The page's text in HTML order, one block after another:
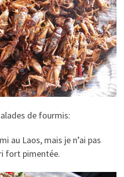
de fourmis:
au Laos, mais je n’ai pas
fort pimentée.